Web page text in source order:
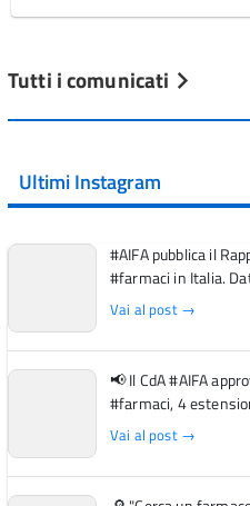
Tutti i comunicati
Ultimi Instagram
#AIFA pubblica il
#farmaci in Italia.
Vai al post →
📢 Il CdA #AIFA
#farmaci, 4
Vai al post →